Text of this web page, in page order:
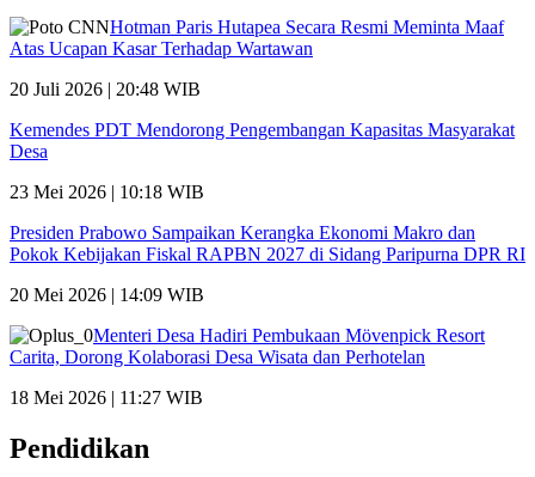
Hotman Paris Hutapea Secara Resmi Meminta Maaf
Atas Ucapan Kasar Terhadap Wartawan
20 Juli 2026 | 20:48 WIB
Kemendes PDT Mendorong Pengembangan Kapasitas Masyarakat
Desa
23 Mei 2026 | 10:18 WIB
Presiden Prabowo Sampaikan Kerangka Ekonomi Makro dan
Pokok Kebijakan Fiskal RAPBN 2027 di Sidang Paripurna DPR RI
20 Mei 2026 | 14:09 WIB
Menteri Desa Hadiri Pembukaan Mövenpick Resort
Carita, Dorong Kolaborasi Desa Wisata dan Perhotelan
18 Mei 2026 | 11:27 WIB
Pendidikan